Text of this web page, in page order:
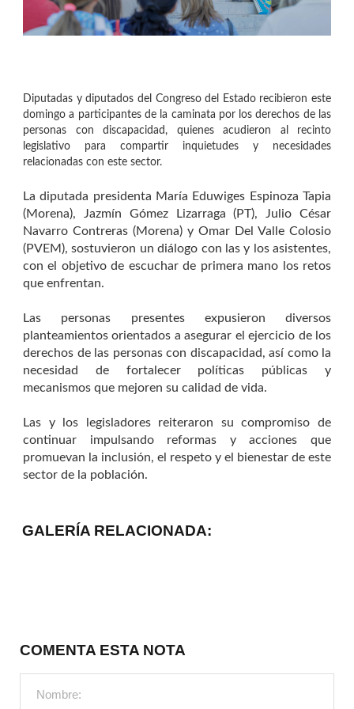
Diputadas y diputados del Congreso del Estado recibieron este
domingo a participantes de la caminata por los derechos de las
personas con discapacidad, quienes acudieron al recinto
legislativo para compartir inquietudes y necesidades
relacionadas con este sector.
La diputada presidenta María Eduwiges Espinoza Tapia
(Morena), Jazmín Gómez Lizarraga (PT), Julio César
Navarro Contreras (Morena) y Omar Del Valle Colosio
(PVEM), sostuvieron un diálogo con las y los asistentes,
con el objetivo de escuchar de primera mano los retos
que enfrentan.
Las personas presentes expusieron diversos
planteamientos orientados a asegurar el ejercicio de los
derechos de las personas con discapacidad, así como la
necesidad de fortalecer políticas públicas y
mecanismos que mejoren su calidad de vida.
Las y los legisladores reiteraron su compromiso de
continuar impulsando reformas y acciones que
promuevan la inclusión, el respeto y el bienestar de este
sector de la población.
GALERÍA RELACIONADA:
COMENTA ESTA NOTA